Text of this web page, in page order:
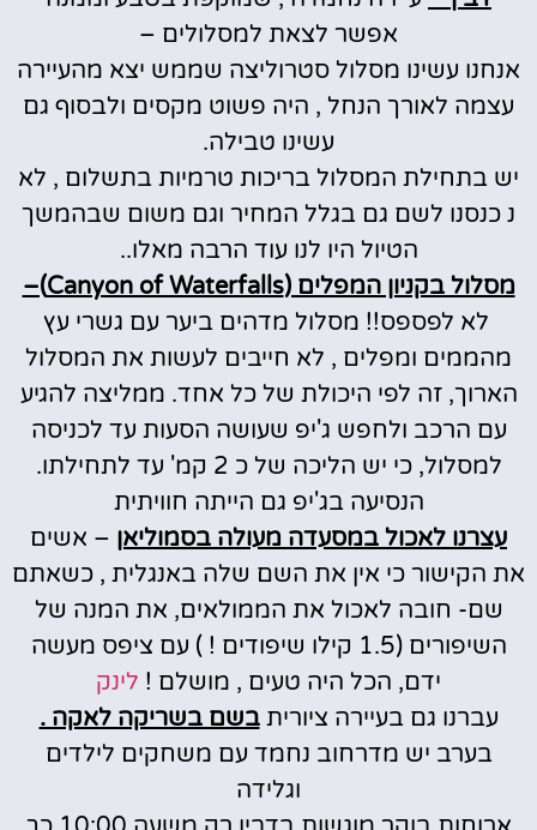
אפשר לצאת למסלולים –
אנחנו עשינו מסלול סטרוליצה שממש יצא מהעיירה
עצמה לאורך הנחל , היה פשוט מקסים ולבסוף גם
עשינו טבילה.
יש בתחילת המסלול בריכות טרמיות בתשלום , לא
נ כנסנו לשם גם בגלל המחיר וגם משום שבהמשך
הטיול היו לנו עוד הרבה מאלו..
מסלול בקניון המפלים (Canyon of Waterfalls)–
לא לפספס!! מסלול מדהים ביער עם גשרי עץ
מהממים ומפלים , לא חייבים לעשות את המסלול
הארוך, זה לפי היכולת של כל אחד. ממליצה להגיע
עם הרכב ולחפש ג'יפ שעושה הסעות עד לכניסה
למסלול, כי יש הליכה של כ 2 קמ' עד לתחילתו.
הנסיעה בג'יפ גם הייתה חוויתית
עצרנו לאכול במסעדה מעולה בסמוליאן – אשים
את הקישור כי אין את השם שלה באנגלית , כשאתם
שם- חובה לאכול את הממולאים, את המנה של
השיפורים (1.5 קילו שיפודים ! ) עם ציפס מעשה
ידם, הכל היה טעים , מושלם ! לינק
עברנו גם בעיירה ציוריתבשם בשריקה לאקה .
בערב יש מדרחוב נחמד עם משחקים לילדים
וגלידה